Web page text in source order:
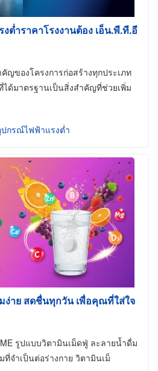
ต่ำราคาโรงงานต้อง เอ็น.พี.ที.อี
ญของโครงการก่อสร้างทุกประเภท
ด้มาตรฐานเป็นสิ่งสำคัญที่ช่วยเพิ่ม
ปกรณ์ไฟฟ้าแรงต่ำ
ง่าย สดชื่นทุกวัน เพื่อคุณที่ใส่ใจ
รูปแบบวิตามินเม็ดฟู่ ละลายน้ำดื่ม
จำเป็นต่อร่างกาย วิตามินเม็